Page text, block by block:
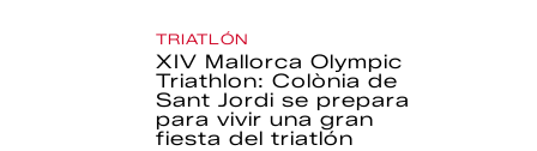
TRIATLÓN
XIV Mallorca Olympic
Triathlon: Colònia de
Sant Jordi se prepara
para vivir una gran
fiesta del triatlón